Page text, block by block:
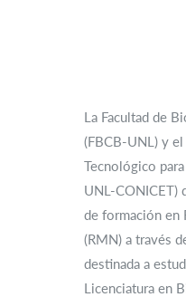
La Facultad de
(FBCB-UNL) y
Tecnológico
UNL-CONICET)
de formación en
(RMN) a través
destinada a
Licenciatura en